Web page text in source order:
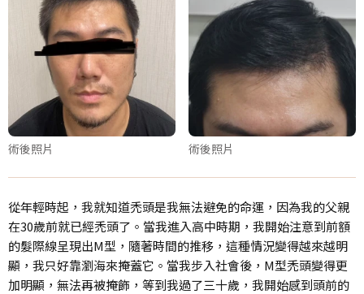
術後照片 術後照片
從年輕時起，我就知道禿頭是我無法避免的命運，因為我的父親
在30歲前就已經禿頭了。當我進入高中時期，我開始注意到前額
的髮際線呈現出M型，隨著時間的推移，這種情況變得越來越明
顯，我只好靠瀏海來掩蓋它。當我步入社會後，M型禿頭變得更
加明顯，無法再被掩飾，等到我過了三十歲，我開始感到頭前的